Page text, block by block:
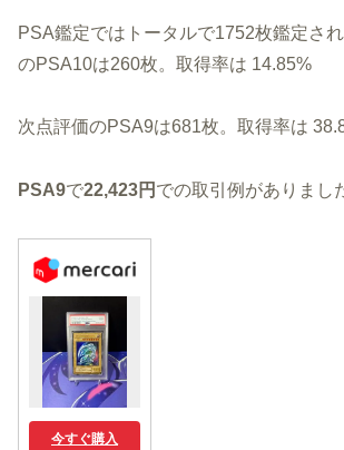
PSA鑑定ではトータルで1752枚鑑定さ
のPSA10は260枚。取得率は 14.85%
次点評価のPSA9は681枚。取得率は
PSA9で22,423円 での取引例がありまし
今すぐ購入